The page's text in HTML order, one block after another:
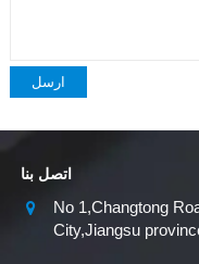
ارسل
اتصل بنا
No 1,Changtong
City,Jiangsu